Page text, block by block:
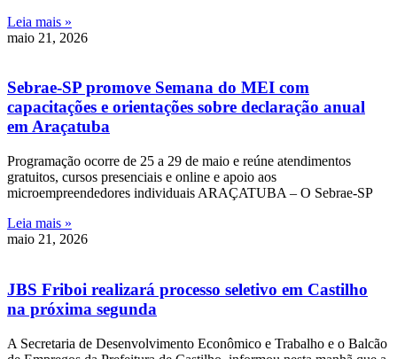
Leia mais »
maio 21, 2026
Sebrae-SP promove Semana do MEI com
capacitações e orientações sobre declaração anual
em Araçatuba
Programação ocorre de 25 a 29 de maio e reúne atendimentos
gratuitos, cursos presenciais e online e apoio aos
microempreendedores individuais ARAÇATUBA – O Sebrae-SP
Leia mais »
maio 21, 2026
JBS Friboi realizará processo seletivo em Castilho
na próxima segunda
A Secretaria de Desenvolvimento Econômico e Trabalho e o Balcão